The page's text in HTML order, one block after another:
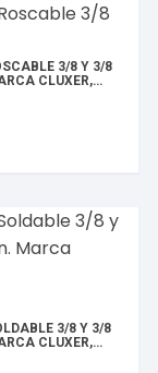
3/8 Y 3/8
CLUXER,
3/8 Y 3/8
CLUXER,